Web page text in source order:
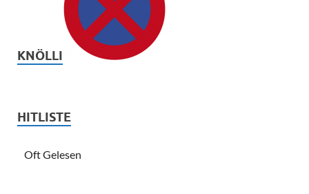
KNÖLLI
HITLISTE
Oft Gelesen